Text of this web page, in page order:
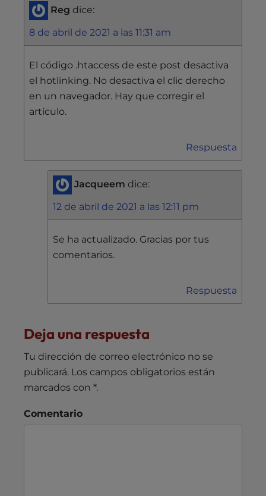
Reg dice:
8 de abril de 2021 a las 11:31 am
El código .htaccess de este post desactiva
el hotlinking. No desactiva el clic derecho
en un navegador. Hay que corregir el
artículo.
Respuesta
Jacqueem dice:
12 de abril de 2021 a las 12:11 pm
Se ha actualizado. Gracias por tus
comentarios.
Respuesta
Deja una respuesta
Tu dirección de correo electrónico no se
publicará. Los campos obligatorios están
marcados con *.
Comentario